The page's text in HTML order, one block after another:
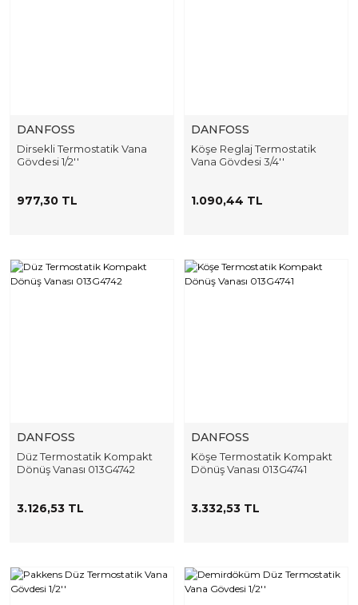
DANFOSS
Dirsekli Termostatik Vana
Gövdesi 1/2''
977,30 TL
DANFOSS
Köşe Reglaj Termostatik
Vana Gövdesi 3/4''
1.090,44 TL
DANFOSS
Düz Termostatik Kompakt
Dönüş Vanası 013G4742
3.126,53 TL
DANFOSS
Köşe Termostatik Kompakt
Dönüş Vanası 013G4741
3.332,53 TL